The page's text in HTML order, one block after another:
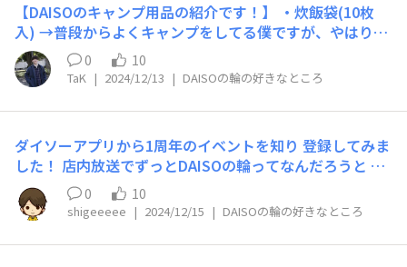
【DAISOのキャンプ用品の紹介です！】 ・炊飯袋(10枚
入) →普段からよくキャンプをしてる僕ですが、やはりキ
ャンプの肝となるのはご飯でございますよね！ でも、パ
ックを湯煎するのは、、飯盒は難しいよね、、そんな方に
必見のアイテムです！ 簡単によりキャンプらしさを出し
ながらご飯を炊くことができます！！ 僕はキャンプの際
ますよ((小声 以上、DAISOのキャンプ用品の紹介でした！
0 10
TaK | 2024/12/13 | DAISOの輪の好きなところ
ダイソーアプリから1周年のイベントを知り 登録してみま
した！ 店内放送でずっとDAISOの輪ってなんだろうと 気
になっていましたが、こんな良い場とは知らず もっと早
く入れば良かった！ 今後いろんな方の投稿などを参考に
させていただきたいと思います！
0 10
shigeeeee | 2024/12/15 | DAISOの輪の好きなところ